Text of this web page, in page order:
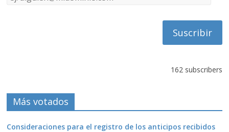
de
162 subscribers
Más votados
Consideraciones para el registro de los anticipos recibidos